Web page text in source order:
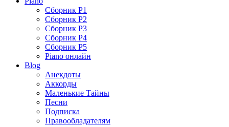
Сборник P1
Сборник P2
Сборник P3
Сборник P4
Сборник P5
Piano онлайн
Blog
Анекдоты
Аккорды
Маленькие Тайны
Песни
Подписка
Правообладателям